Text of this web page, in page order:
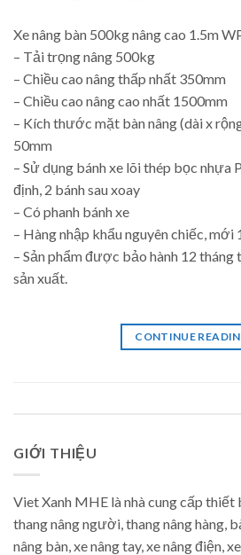
Xe nâng bàn 500kg nâng cao 1.5m
– Tải trọng nâng 500kg
– Chiều cao nâng thấp nhất 350mm
– Chiều cao nâng cao nhất 1500mm
– Kích thước mặt bàn nâng (dài x
50mm
– Sử dụng bánh xe lõi thép bọc nhựa
định, 2 bánh sau xoay
– Có phanh bánh xe
– Hàng nhập khẩu nguyên chiếc, mới
– Sản phẩm được bảo hành 12 tháng
sản xuất.
CONTINUE
GIỚI THIỆU
Viet Xanh MHE là nhà cung cấp thiết
thang nâng người, thang nâng hàng,
nâng bàn, xe nâng tay, xe nâng điện,